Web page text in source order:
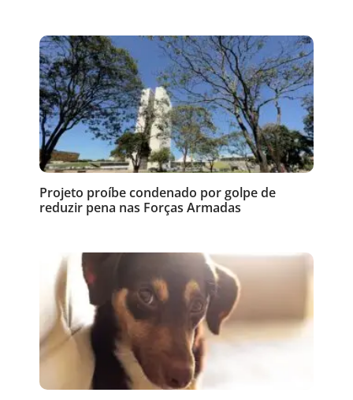
Projeto proíbe condenado por golpe de
reduzir pena nas Forças Armadas